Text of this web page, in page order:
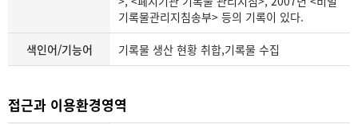
기록물관리지침송부> 등의 기록이 있다.
색인어/기능어 기록물 생산 현황 취합,기록물 수집
접근과 이용환경영역